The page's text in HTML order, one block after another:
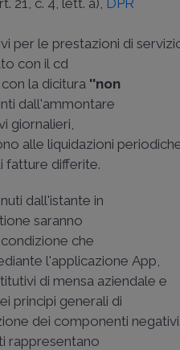
per le prestazioni di
con il cd
la dicitura ''non
dall'ammontare
giornalieri,
alle liquidazioni
fatture differite.
dall'istante in
saranno
che
l'applicazione App,
di mensa aziendale e
principi generali di
dei componenti
rappresentano